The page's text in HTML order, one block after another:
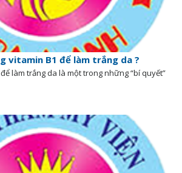
vitamin B1 để làm trắng da ?
làm trắng da là một trong những “bí quyết”